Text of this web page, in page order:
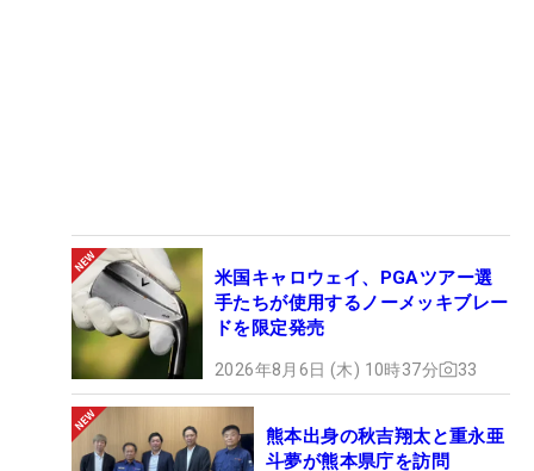
米国キャロウェイ、PGAツアー選
手たちが使用するノーメッキブレー
ドを限定発売
2026年8月6日 (木) 10時37分 33
熊本出身の秋吉翔太と重永亜
斗夢が熊本県庁を訪問